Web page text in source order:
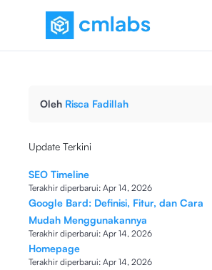
Oleh Risca Fadillah
Update Terkini
SEO Timeline
Terakhir diperbarui: Apr 14, 2026
Google Bard: Definisi, Fitur, dan Cara
Mudah Menggunakannya
Terakhir diperbarui: Apr 14, 2026
Homepage
Terakhir diperbarui: Apr 14, 2026